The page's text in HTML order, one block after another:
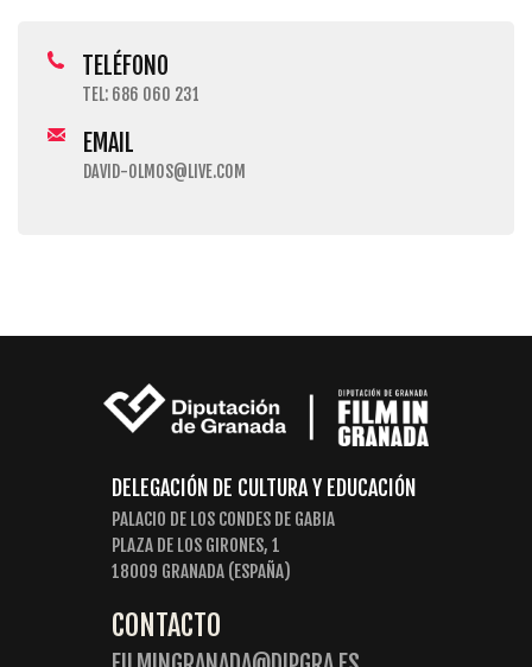
TELÉFONO
TEL: 686 060 231
EMAIL
DAVID-OLMOS@LIVE.COM
DELEGACIÓN DE CULTURA Y EDUCACIÓN
PALACIO DE LOS CONDES DE GABIA
PLAZA DE LOS GIRONES, 1
18009 GRANADA (ESPAÑA)
CONTACTO